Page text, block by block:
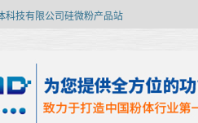
科技有限公司硅微粉产品站